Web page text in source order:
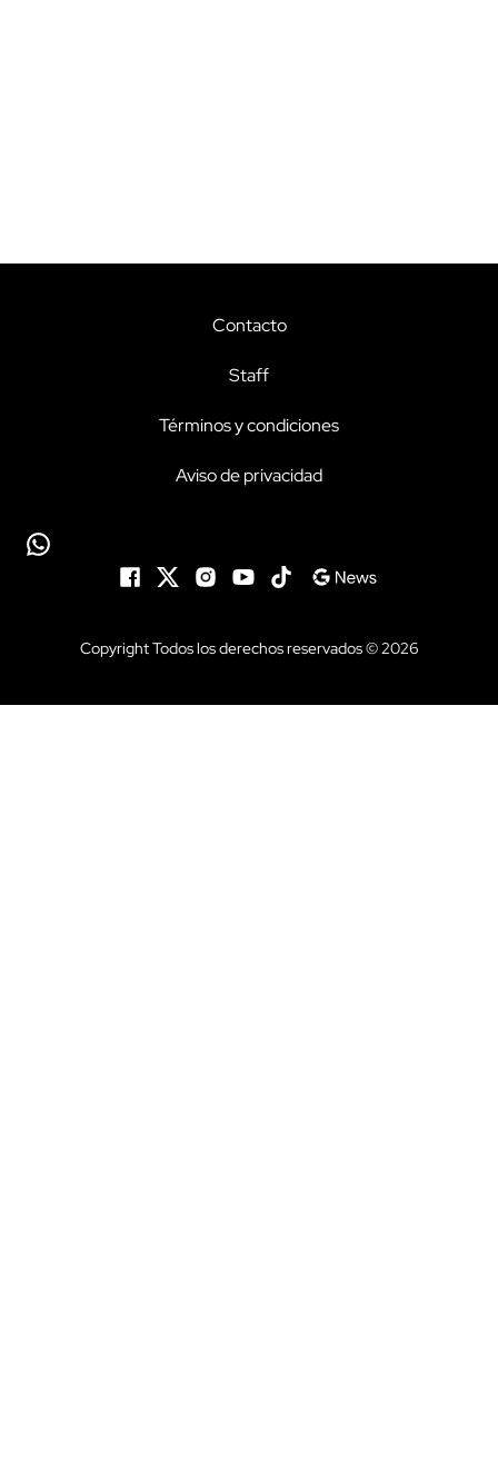
Contacto
Staff
Términos y condiciones
Aviso de privacidad
Copyright Todos los derechos reservados © 2026